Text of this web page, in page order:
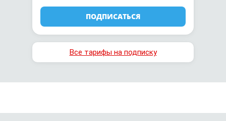
ПОДПИСАТЬСЯ
Все тарифы на подписку